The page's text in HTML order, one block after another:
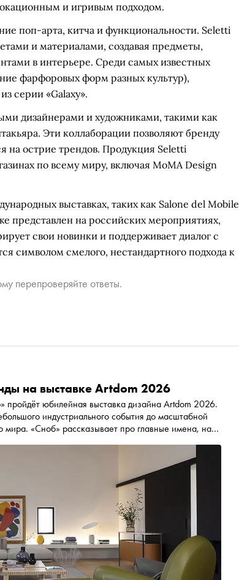
и игривым подходом.
поп-арта, китча и функциональности. Seletti
и материалами, создавая предметы,
в интерьере. Среди самых известных
фарфоровых форм разных культур),
серии «Galaxy».
дизайнерами и художниками, такими как
Эти коллаборации позволяют бренду
на острие трендов. Продукция Seletti
по всему миру, включая MoMA Design
выставках, таких как Salone del Mobile
представлен на российских мероприятиях,
свои новинки и поддерживает диалог с
символом смелого, нестандартного подхода к
перепроверяйте ответы.
на выставке Artdom 2026
юбилейная выставка дизайна Artdom 2026.
индустриального события до масштабной
мира. «Сноб» рассказывает про главные имена, на